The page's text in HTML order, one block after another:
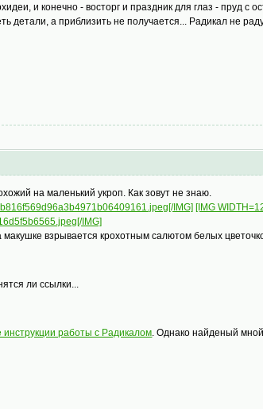
и конечно - восторг и праздник для глаз - пруд с
детали, а приблизить не получается... Радикал не
на маленький укроп. Как зовут не знаю.
IMG] [IMG
IMG]
взрывается крохотным салютом белых
ли ссылки...
инструкции работы с Радикалом. Однако найденый мной